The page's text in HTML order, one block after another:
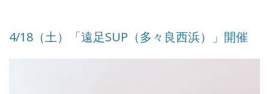
4/18（土）「遠足SUP（多々良西浜）」開催